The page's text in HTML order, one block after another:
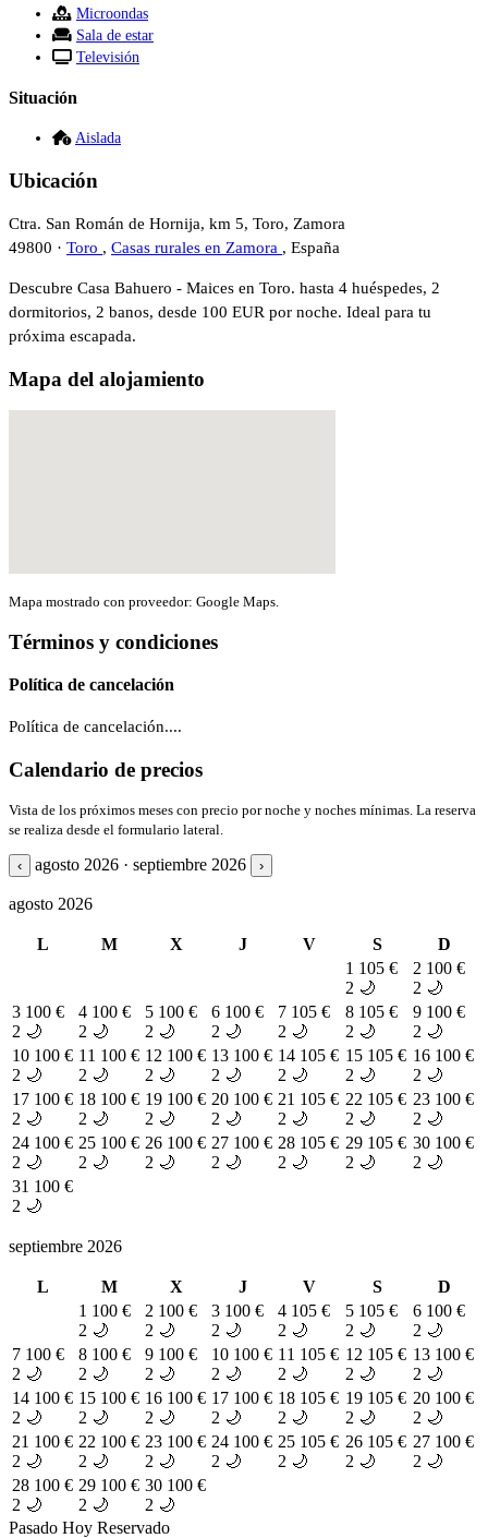
Microondas
Sala de estar
Televisión
Situación
Aislada
Ubicación
Ctra. San Román de Hornija, km 5, Toro, Zamora
49800 · Toro , Casas rurales en Zamora , España
Descubre Casa Bahuero - Maices en Toro. hasta 4 huéspedes, 2
dormitorios, 2 banos, desde 100 EUR por noche. Ideal para tu
próxima escapada.
Mapa del alojamiento
Mapa mostrado con proveedor: Google Maps.
Términos y condiciones
Política de cancelación
Política de cancelación....
Calendario de precios
Vista de los próximos meses con precio por noche y noches mínimas. La reserva
se realiza desde el formulario lateral.
‹ agosto 2026 · septiembre 2026 ›
agosto 2026
L M X J V S
D
1 105 €
2 🌙
2 100 €
2 🌙
3 100 €
2 🌙
4 100 €
2 🌙
5 100 €
2 🌙
6 100 €
2 🌙
7 105 €
2 🌙
8 105 €
2 🌙
9 100 €
2 🌙
10 100 €
2 🌙
11 100 €
2 🌙
12 100 €
2 🌙
13 100 €
2 🌙
14 105 €
2 🌙
15 105 €
2 🌙
16 100 €
2 🌙
17 100 €
2 🌙
18 100 €
2 🌙
19 100 €
2 🌙
20 100 €
2 🌙
21 105 €
2 🌙
22 105 €
2 🌙
23 100 €
2 🌙
24 100 €
2 🌙
25 100 €
2 🌙
26 100 €
2 🌙
27 100 €
2 🌙
28 105 €
2 🌙
29 105 €
2 🌙
30 100 €
2 🌙
31 100 €
2 🌙
septiembre 2026
L M X J V S
D
1 100 €
2 🌙
2 100 €
2 🌙
3 100 €
2 🌙
4 105 €
2 🌙
5 105 €
2 🌙
6 100 €
2 🌙
7 100 €
2 🌙
8 100 €
2 🌙
9 100 €
2 🌙
10 100 €
2 🌙
11 105 €
2 🌙
12 105 €
2 🌙
13 100 €
2 🌙
14 100 €
2 🌙
15 100 €
2 🌙
16 100 €
2 🌙
17 100 €
2 🌙
18 105 €
2 🌙
19 105 €
2 🌙
20 100 €
2 🌙
21 100 €
2 🌙
22 100 €
2 🌙
23 100 €
2 🌙
24 100 €
2 🌙
25 105 €
2 🌙
26 105 €
2 🌙
27 100 €
2 🌙
28 100 €
2 🌙
29 100 €
2 🌙
30 100 €
2 🌙
Pasado Hoy Reservado